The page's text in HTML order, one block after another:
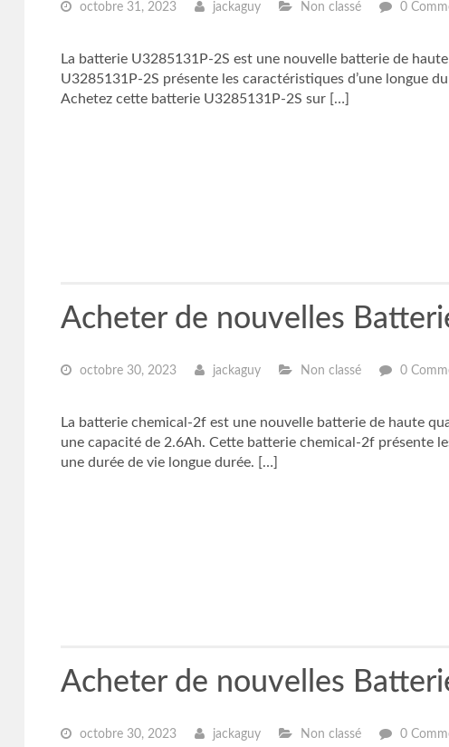
octobre 31, 2023 jackaguy Non classé 0
La batterie U3285131P-2S est une nouvelle batterie de
U3285131P-2S présente les caractéristiques d’une longue
Achetez cette batterie U3285131P-2S sur […]
Acheter de nouvelles
octobre 30, 2023 jackaguy Non classé 0
La batterie chemical-2f est une nouvelle batterie de haute
une capacité de 2.6Ah. Cette batterie chemical-2f présente
une durée de vie longue durée. […]
Acheter de nouvelles
octobre 30, 2023 jackaguy Non classé 0